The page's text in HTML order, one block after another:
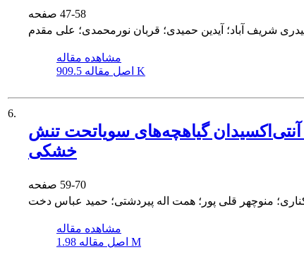
47-58
شریف آباد؛ آیدین حمیدی؛ قربان نورمحمدی؛ علی مقدم
مشاهده مقاله
اصل مقاله 909.5 K
6.
آنتی‌اکسیدان گیاهچه‌های سویاتحت تنش
خشکی
59-70
منوچهر قلی پور؛ همت اله پیردشتی؛ حمید عباس دخت
مشاهده مقاله
اصل مقاله 1.98 M